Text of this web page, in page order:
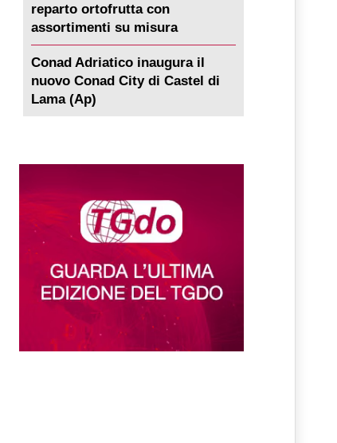
reparto ortofrutta con
assortimenti su misura
Conad Adriatico inaugura il
nuovo Conad City di Castel di
Lama (Ap)